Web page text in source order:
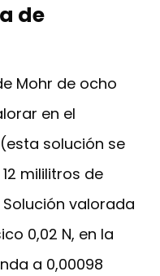
de
Mohr de ocho
en el
solución se
mililitros de
valorada
0,02 N, en la
a 0,00098